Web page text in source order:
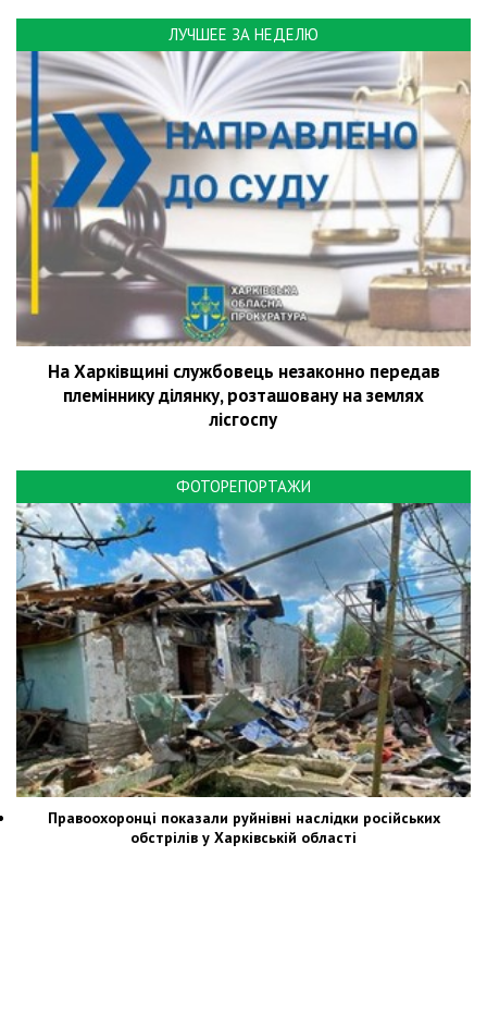
ЛУЧШЕЕ ЗА НЕДЕЛЮ
На Харківщині службовець незаконно передав
племіннику ділянку, розташовану на землях
лісгоспу
ФОТОРЕПОРТАЖИ
Правоохоронці показали руйнівні наслідки російських
обстрілів у Харківській області